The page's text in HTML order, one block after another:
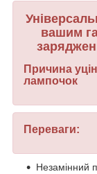
вашим
Причина
лампочок
Переваги:
Незамінний